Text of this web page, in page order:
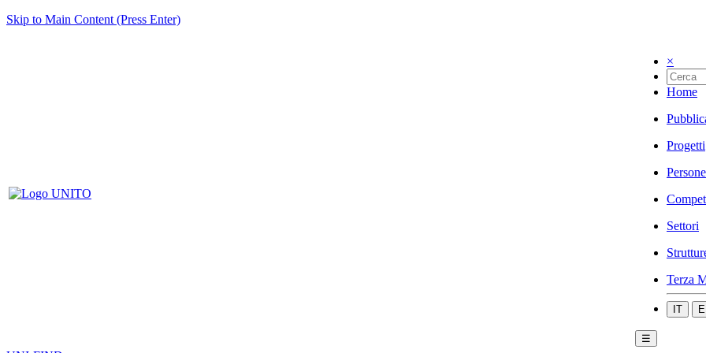
Skip to Main Content (Press Enter)
×
Home
Progetti
Persone
Settori
Terza
IT
☰